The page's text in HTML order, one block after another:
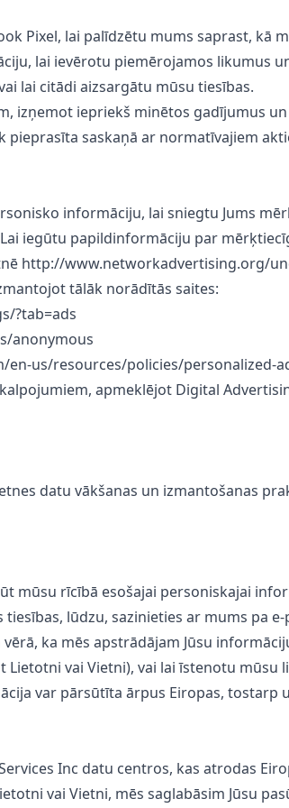
Pixel, lai palīdzētu mums saprast, kā
lai ievērotu piemērojamos likumus
lai citādi aizsargātu mūsu tiesības.
izņemot iepriekš minētos gadījumus
saskaņā ar normatīvajiem
informāciju, lai sniegtu Jums
iegūtu papildinformāciju par
http://www.networkadvertising.org/
tālāk norādītās saites:
?tab=ads
anonymous
us/resources/policies/personalized-
apmeklējot Digital
datu vākšanas un izmantošanas
mūsu rīcībā esošajai personiskajai
lūdzu, sazinieties ar mums pa
ka mēs apstrādājam Jūsu
vai Vietni), vai lai īstenotu
var pārsūtīta ārpus Eiropas, tostarp
Inc datu centros, kas atrodas
vai Vietni, mēs saglabāsim Jūsu